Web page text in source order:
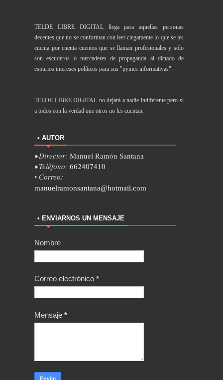
TELDE LIBRE DIGITAL llega para aquellas personas
decentes que no se conforman con leer ciegamente lo que se les
cuenta por cuenta cuentos que se llaman profesionales y sólo
son escuderos o mercaderes de propaganda al dictado de
espurios intereses políticos para sus "pymes informativas".
TELDE LIBRE DIGITAL no dejará a nadie indiferente pero sí
a todos con la verdad que otros no les cuentan.
• AUTOR
• Director: Manuel Ramón Santana
• Teléfono: 662407410
• Correo:
manuelramonsantana@hotmail.com
• ENVIARNOS UN MENSAJE
Nombre
Correo electrónico *
Mensaje *